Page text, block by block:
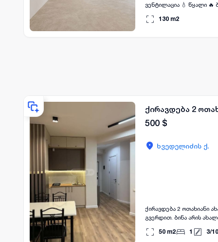
ვენტილაცია 💧 წყალი 🔥 ბუნებრივი გაზი
დალაპარაკების
130 m2
ქირავდება 2
500 $
ხვედელიძის ქ.
ქირავდება 2 ოთახიანი
გვერდით. ბინა არის
კომფორტულ
მოსახერხებელ
50 m2 1 3/10